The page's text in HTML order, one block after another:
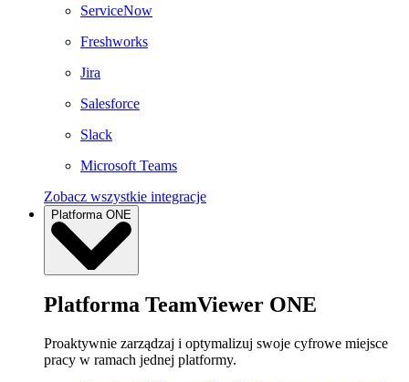
ServiceNow
Freshworks
Jira
Salesforce
Slack
Microsoft Teams
Zobacz wszystkie integracje
Platforma ONE
Platforma TeamViewer ONE
Proaktywnie zarządzaj i optymalizuj swoje cyfrowe miejsce
pracy w ramach jednej platformy.